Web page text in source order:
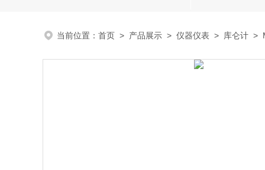
当前位置： 首页 > 产品展示 > 仪器仪表 > 库仑计 >